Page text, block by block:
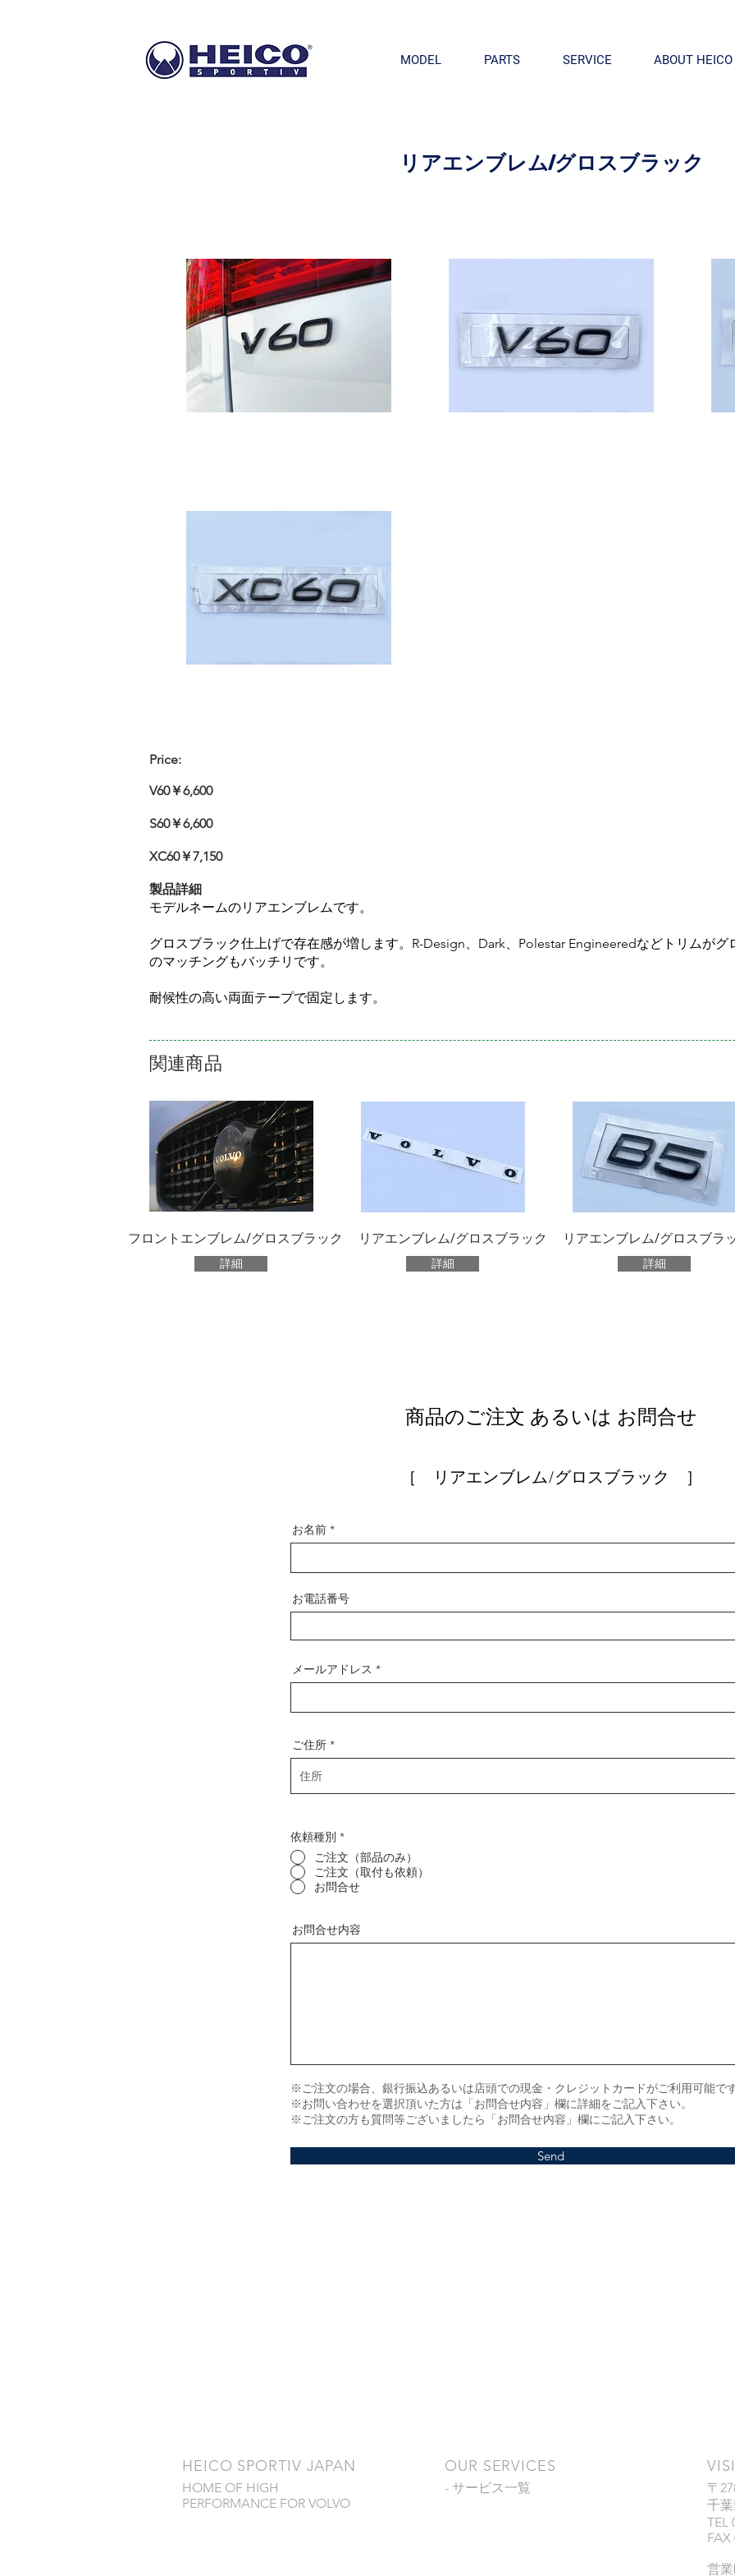
MODEL PARTS SERVICE ABOUT HEICO
リアエンブレム/グロスブラック
Price:
V60￥6,600
S60￥6,600
XC60￥7,150
製品詳細
モデルネームのリアエンブレムです。
グロスブラック仕上げで存在感が増します。R-Design、Dark、Polestar Engineeredなどトリムが
のマッチングもバッチリです。
耐候性の高い両面テープで固定します。
関連商品
フロントエンブレム/グロスブラック リアエンブレム/グロスブラック リアエンブレム/グロスブラ
詳細 詳細 詳細
商品のご注文 あるいは お問合せ
［ リアエンブレム/グロスブラック ］
お名前
お電話番号
メールアドレス
ご住所
依頼種別 *
ご注文（部品のみ）
ご注文（取付も依頼）
お問合せ
お問合せ内容
※ご注文の場合、銀行振込あるいは店頭での現金・クレジットカードがご利用可能で
※お問い合わせを選択頂いた方は「お問合せ内容」欄に詳細をご記入下さい。
※ご注文の方も質問等ございましたら「お問合せ内容」欄にご記入下さい。
Send
​HEICO SPORTIV JAPAN
HOME OF HIGH
PERFORMANCE FOR VOLVO
OUR SERVICES
- サービス一覧
〒
千
TEL
FAX
営